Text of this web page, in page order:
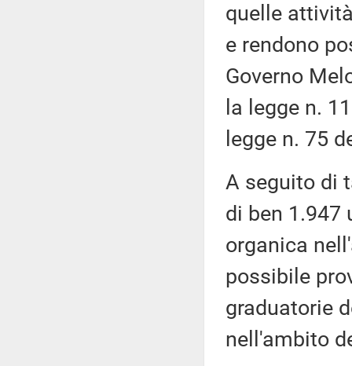
quelle
e rendono
Governo
la legge n.
legge n. 75
A seguito di
di ben 1.947
organica
possibile
graduatorie
nell'ambito